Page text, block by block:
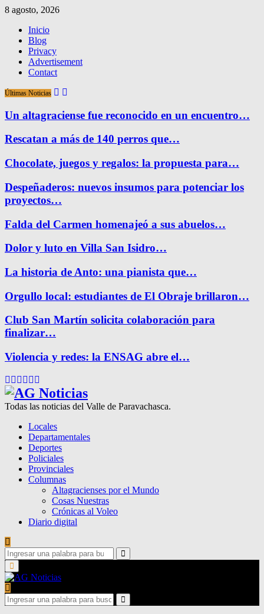
8 agosto, 2026
Inicio
Blog
Privacy
Advertisement
Contact
Últimas Noticias
Un altagraciense fue reconocido en un encuentro…
Rescatan a más de 140 perros que…
Chocolate, juegos y regalos: la propuesta para…
Despeñaderos: nuevos insumos para potenciar los
proyectos…
Falda del Carmen homenajeó a sus abuelos…
Dolor y luto en Villa San Isidro…
La historia de Anto: una pianista que…
Orgullo local: estudiantes de El Obraje brillaron…
Club San Martín solicita colaboración para
finalizar…
Violencia y redes: la ENSAG abre el…
Facebook
Twitter
Instagram
Pinterest
Google
Todas las noticias del Valle de Paravachasca.
Locales
Departamentales
Deportes
Policiales
Provinciales
Columnas
Altagracienses por el Mundo
Cosas Nuestras
Crónicas al Voleo
Diario digital
Search
for:
Search
Primary
Menu
Search
for:
Search